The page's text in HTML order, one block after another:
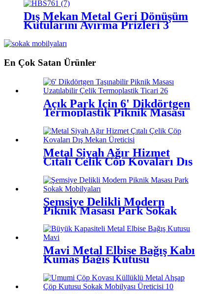
Dış Mekan Metal Geri Dönüşüm
Kutularını Ayırma Prizleri 3
En Çok Satan Ürünler
Açık Park İçin 6' Dikdörtgen
Termoplastik Piknik Masası
Metal Siyah Ağır Hizmet
Çıtalı Çelik Çöp Kovaları Dış
Mekan Üreticisi
Şemsiye Delikli Modern
Piknik Masası Park Sokak
Mavi Metal Elbise Bağış Kabı
Kumaş Bağış Kutusu